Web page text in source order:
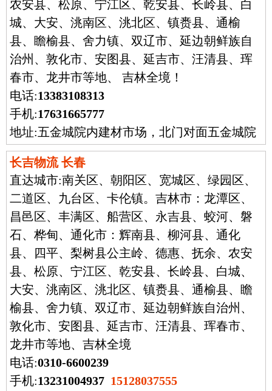
农安县、松原、宁江区、乾安县、长岭县、白
城、大安、洮南区、洮北区、镇赉县、通榆
县、瞻榆县、舍力镇、双辽市、延边朝鲜族自
治州、敦化市、安图县、延吉市、汪清县、珲
春市、龙井市等地、 吉林全境！
电话:13383108313
手机:17631665777
地址:五金城院内建材市场，北门对面五金城院
长吉物流 长春
直达城市:南关区、朝阳区、宽城区、绿园区、
二道区、九台区、卡伦镇。吉林市：龙潭区、
昌邑区、丰满区、船营区、永吉县、蛟河、磐
石、桦甸、通化市：辉南县、柳河县、通化
县、四平、梨树县公主岭、德惠、抚余、农安
县、松原、宁江区、乾安县、长岭县、白城、
大安、洮南区、洮北区、镇赉县、通榆县、瞻
榆县、舍力镇、双辽市、延边朝鲜族自治州、
敦化市、安图县、延吉市、汪清县、珲春市、
龙井市等地、吉林全境
电话:0310-6600239
手机:13231004937 15128037555